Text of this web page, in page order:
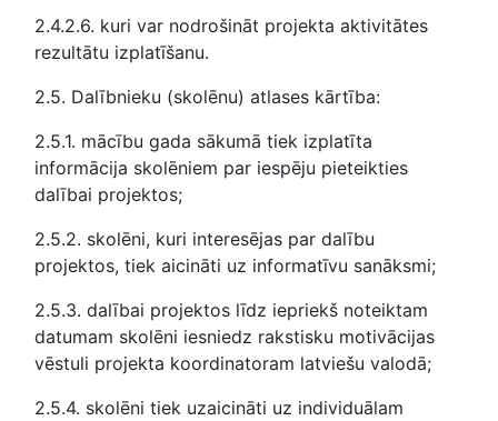
2.4.2.6. kuri var nodrošināt projekta aktivitātes
rezultātu izplatīšanu.
2.5. Dalībnieku (skolēnu) atlases kārtība:
2.5.1. mācību gada sākumā tiek izplatīta
informācija skolēniem par iespēju pieteikties
dalībai projektos;
2.5.2. skolēni, kuri interesējas par dalību
projektos, tiek aicināti uz informatīvu sanāksmi;
2.5.3. dalībai projektos līdz iepriekš noteiktam
datumam skolēni iesniedz rakstisku motivācijas
vēstuli projekta koordinatoram latviešu valodā;
2.5.4. skolēni tiek uzaicināti uz individuālam